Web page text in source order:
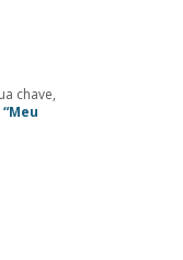
chave,
“Meu